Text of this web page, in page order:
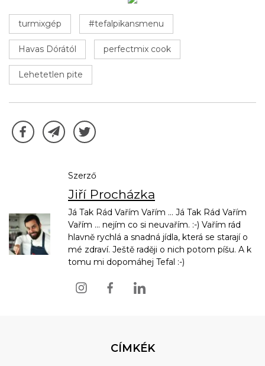
turmixgép #tefalpikansmenu
Havas Dórától perfectmix cook
Lehetetlen pite
Szerző
Jiří Procházka
Já Tak Rád Vařím Vařím ... Já Tak Rád Vařím
Vařím ... nejím co si neuvařím. :-) Vařím rád
hlavně rychlá a snadná jídla, která se starají o
mé zdraví. Ještě raději o nich potom píšu. A k
tomu mi dopomáhej Tefal :-)
CÍMKÉK